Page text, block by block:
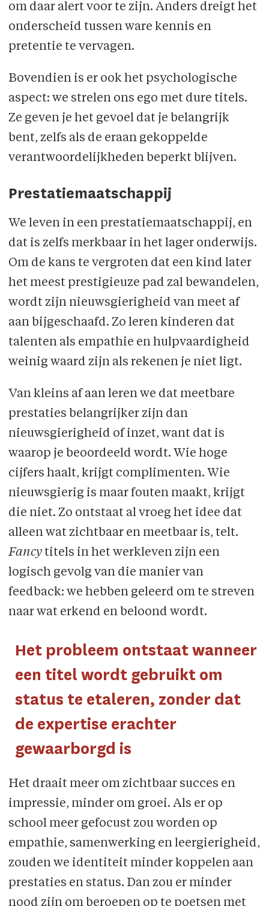
om daar alert voor te zijn. Anders dreigt het
onderscheid tussen ware kennis en
pretentie te vervagen.
Bovendien is er ook het psychologische
aspect: we strelen ons ego met dure titels.
Ze geven je het gevoel dat je belangrijk
bent, zelfs als de eraan gekoppelde
verantwoordelijkheden beperkt blijven.
Prestatiemaatschappij
We leven in een prestatiemaatschappij, en
dat is zelfs merkbaar in het lager onderwijs.
Om de kans te vergroten dat een kind later
het meest prestigieuze pad zal bewandelen,
wordt zijn nieuwsgierigheid van meet af
aan bijgeschaafd. Zo leren kinderen dat
talenten als empathie en hulpvaardigheid
weinig waard zijn als rekenen je niet ligt.
Van kleins af aan leren we dat meetbare
prestaties belangrijker zijn dan
nieuwsgierigheid of inzet, want dat is
waarop je beoordeeld wordt. Wie hoge
cijfers haalt, krijgt complimenten. Wie
nieuwsgierig is maar fouten maakt, krijgt
die niet. Zo ontstaat al vroeg het idee dat
alleen wat zichtbaar en meetbaar is, telt.
Fancytitels in het werkleven zijn een
logisch gevolg van die manier van
feedback: we hebben geleerd om te streven
naar wat erkend en beloond wordt.
Het probleem ontstaat wanneer
een titel wordt gebruikt om
status te etaleren, zonder dat
de expertise erachter
gewaarborgd is
Het draait meer om zichtbaar succes en
impressie, minder om groei. Als er op
school meer gefocust zou worden op
empathie, samenwerking en leergierigheid,
zouden we identiteit minder koppelen aan
prestaties en status. Dan zou er minder
nood zijn om beroepen op te poetsen met